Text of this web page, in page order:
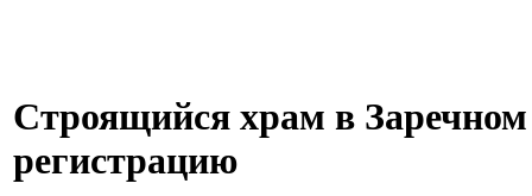
Строящийся храм в
регистрацию